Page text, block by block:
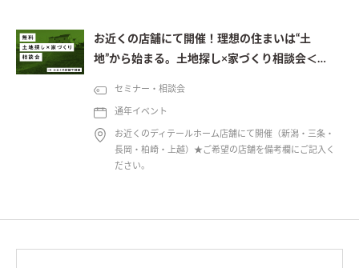
お近くの店舗にて開催！理想の住まいは“土
地”から始まる。土地探し×家づくり相談会＜予
セミナー・相談会
通年イベント
お近くのディテールホーム店舗にて開催（新潟・三条・
長岡・柏崎・上越）★ご希望の店舗を備考欄にご記入く
ださい。